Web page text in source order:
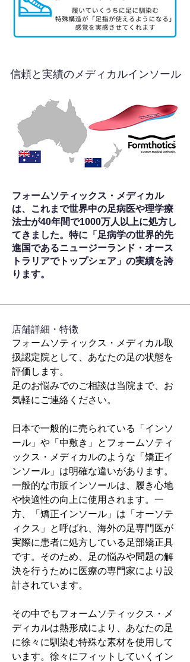
信頼と実績のメディカルインソール
フォームソティックス・メディカル
は、これまで世界中の足病医や理学療
法士が40年間で1000万人以上に処方し
てきました。特に「足病学の世界的先
進国であるニュージーランド・オース
トラリアでトップシェア」の実績を誇
ります。
​店舗詳細・特徴
フォームソティックス・メディカル取
扱認定院として、あなたの足の状態を
評価します。
足のお悩みでのご相談は当院まで、お
気軽にご連絡ください。
日本で一般的に売られている「インソ
ール」や「中敷き」とフォームソティ
ックス・メディカルのような「矯正イ
ンソール」は明確な違いがあります。
一般的な市販インソールは、履き心地
や快適性の向上に使用されます。一
方、「矯正インソール」は「オーソテ
ィクス」と呼ばれ、海外の足専門医が
実際に患者に処方している足部矯正具
です。そのため、足の悩みや問題の解
決を行うために医療の専門家により設
計されています。
その中でもフォームソティックス・メ
ディカルは熱形成により、あなたの足
に徐々に馴染む特殊な素材を使用して
います。徐々にフィットしていくイン